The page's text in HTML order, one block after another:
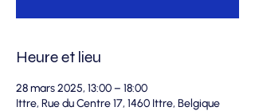
Heure et lieu
28 mars 2025, 13:00 – 18:00
Ittre, Rue du Centre 17, 1460 Ittre, Belgique